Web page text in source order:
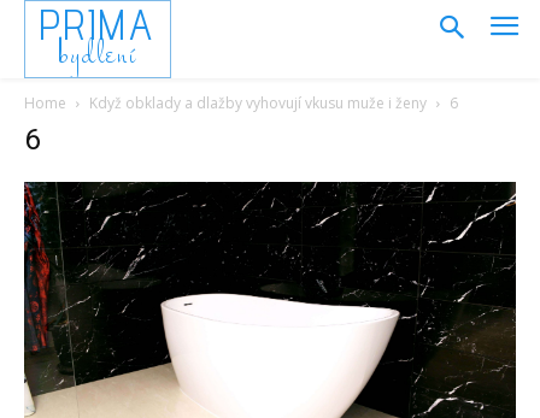
PRIMA
bydlení
Home Když obklady a dlažby vyhovují vkusu muže i ženy 6
6